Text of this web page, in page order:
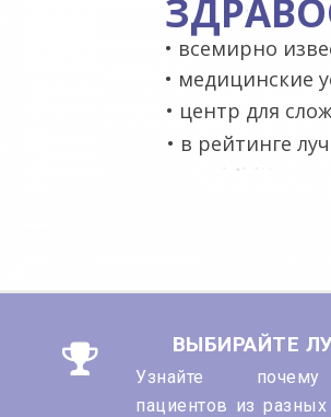
• всемирно
• медицинские
• центр для
• в рейтинге
ВЫБИРАЙТЕ
Узнайте
пациентов из